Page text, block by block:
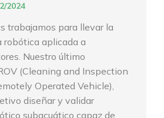
2024
trabajamos para llevar la
robótica aplicada a
Nuestro último
(Cleaning and Inspection
Operated Vehicle),
diseñar y validar
subacuático capaz de